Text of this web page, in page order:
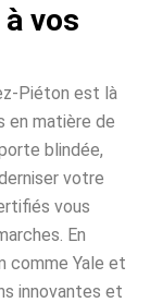
vos
Piéton est là
en matière de
blindée,
votre
vous
En
comme Yale et
innovantes et